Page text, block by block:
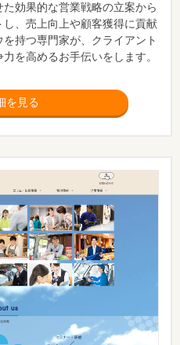
効果的な営業戦略の立案から
、売上向上や顧客獲得に貢献
持つ専門家が、クライアント
を高めるお手伝いをします。
を見る